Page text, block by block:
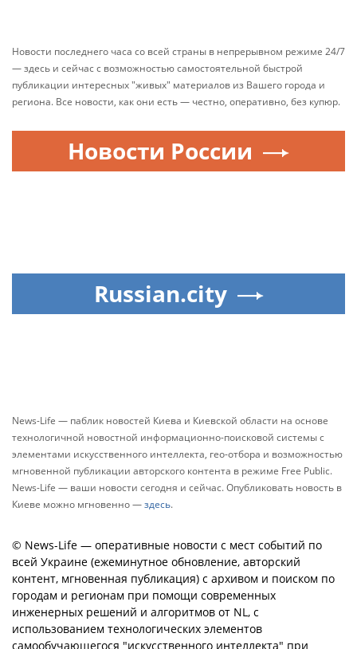
Новости последнего часа со всей страны в непрерывном режиме 24/7
— здесь и сейчас с возможностью самостоятельной быстрой
публикации интересных "живых" материалов из Вашего города и
региона. Все новости, как они есть — честно, оперативно, без купюр.
Новости России
Russian.city
News-Life — паблик новостей Киева и Киевской области на основе
технологичной новостной информационно-поисковой системы с
элементами искусственного интеллекта, гео-отбора и возможностью
мгновенной публикации авторского контента в режиме Free Public.
News-Life — ваши новости сегодня и сейчас. Опубликовать новость в
Киеве можно мгновенно —здесь.
© News-Life — оперативные новости с мест событий по
всей Украине (ежеминутное обновление, авторский
контент, мгновенная публикация) с архивом и поиском по
городам и регионам при помощи современных
инженерных решений и алгоритмов от NL, с
использованием технологических элементов
самообучающегося "искусственного интеллекта" при